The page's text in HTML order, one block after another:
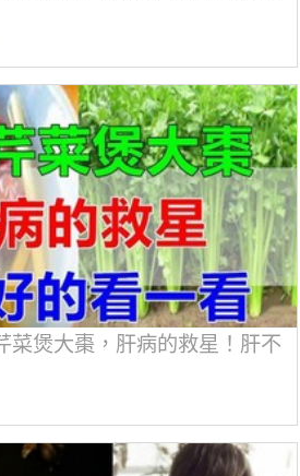
菜煲大棗，肝病的救星！肝不